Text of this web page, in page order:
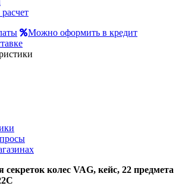
Можно оформить в кредит
секреток колес VAG, кейс, 22 предмета